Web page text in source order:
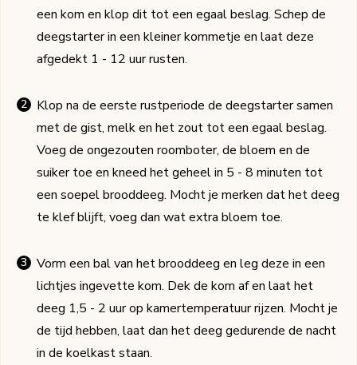
een kom en klop dit tot een egaal beslag. Schep de
deegstarter in een kleiner kommetje en laat deze
afgedekt 1 - 12 uur rusten.
Klop na de eerste rustperiode de deegstarter samen
met de gist, melk en het zout tot een egaal beslag.
Voeg de ongezouten roomboter, de bloem en de
suiker toe en kneed het geheel in 5 - 8 minuten tot
een soepel brooddeeg. Mocht je merken dat het deeg
te klef blijft, voeg dan wat extra bloem toe.
Vorm een bal van het brooddeeg en leg deze in een
lichtjes ingevette kom. Dek de kom af en laat het
deeg 1,5 - 2 uur op kamertemperatuur rijzen. Mocht je
de tijd hebben, laat dan het deeg gedurende de nacht
in de koelkast staan.